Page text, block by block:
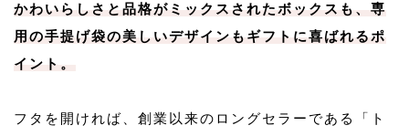
かわいらしさと品格がミックスされたボックスも、専
用の手提げ袋の美しいデザインもギフトに喜ばれるポ
イント。
フタを開ければ、創業以来のロングセラーである「ト